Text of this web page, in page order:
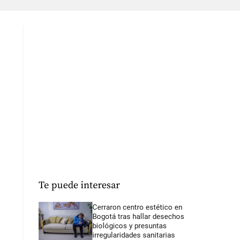
Te puede interesar
Cerraron centro estético en
Bogotá tras hallar desechos
biológicos y presuntas
irregularidades sanitarias